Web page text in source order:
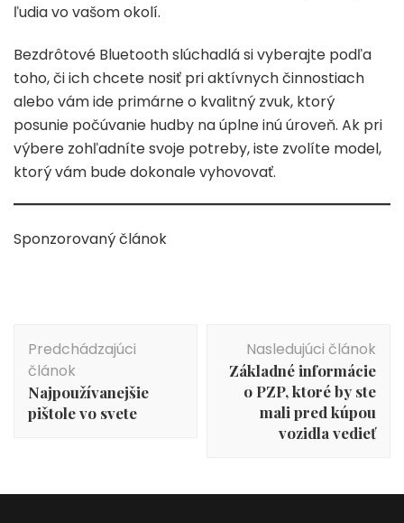
ľudia vo vašom okolí.
Bezdrôtové Bluetooth slúchadlá si vyberajte podľa
toho, či ich chcete nosiť pri aktívnych činnostiach
alebo vám ide primárne o kvalitný zvuk, ktorý
posunie počúvanie hudby na úplne inú úroveň. Ak pri
výbere zohľadníte svoje potreby, iste zvolíte model,
ktorý vám bude dokonale vyhovovať.
Sponzorovaný článok
Navigácia
článku
Predchádzajúci
článok
Najpoužívanejšie
pištole vo svete
Nasledujúci článok
Základné informácie
o PZP, ktoré by ste
mali pred kúpou
vozidla vedieť